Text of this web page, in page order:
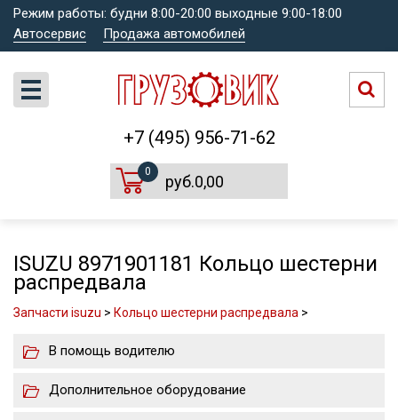
Режим работы: будни 8:00-20:00 выходные 9:00-18:00
Автосервис
Продажа автомобилей
+7 (495) 956-71-62
0
руб.0,00
ISUZU 8971901181 Кольцо шестерни
распредвала
Запчасти isuzu > Кольцо шестерни распредвала >
В помощь водителю
Дополнительное оборудование